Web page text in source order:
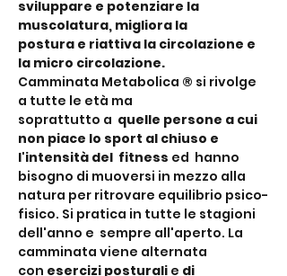
sviluppare e potenziare la
muscolatura, migliora la
postura e riattiva la circolazione e
la micro circolazione.
Camminata Metabolica ® si rivolge
a tutte le età ma
soprattutto a quelle persone a cui
non piace lo sport al chiuso e
l'intensità del  fitness ed  hanno
bisogno di muoversi in mezzo alla
natura per ritrovare equilibrio psico-
fisico. Si pratica in tutte le stagioni
dell'anno e  sempre all'aperto. La
camminata viene alternata
con esercizi posturali e di